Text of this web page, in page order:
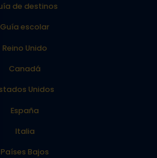
de destinos
Guía escolar
Reino Unido
Canadá
Unidos
España
Italia
Países Bajos